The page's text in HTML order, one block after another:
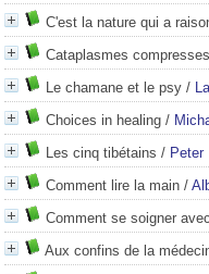
C'est la nature qui a
Cataplasmes compresses
Le chamane et le psy /
Choices in healing /
Les cinq tibétains / Peter
Comment lire la main /
Comment se soigner
Aux confins de la